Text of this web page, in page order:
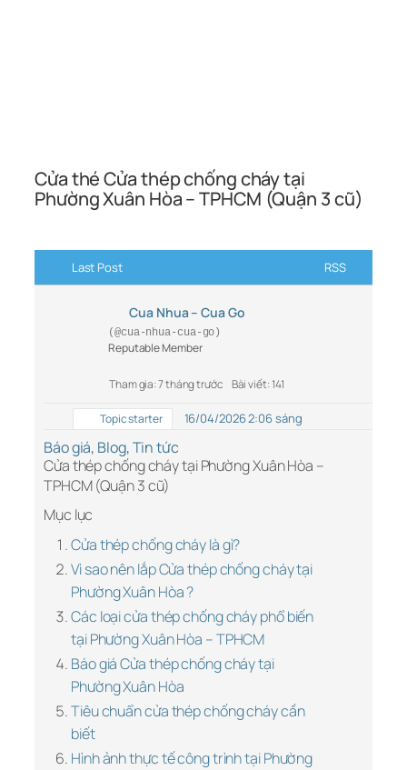
Cửa thé Cửa thép chống cháy tại
Phường Xuân Hòa – TPHCM (Quận 3 cũ)
Last Post RSS
Cua Nhua – Cua Go
(@cua-nhua-cua-go)
Reputable Member
Tham gia: 7 tháng trước Bài viết: 141
Topic starter 16/04/2026 2:06 sáng
Báo giá, Blog,Tin tức
Cửa thép chống cháy tại Phường Xuân Hòa –
TPHCM (Quận 3 cũ)
Mục lục
Cửa thép chống cháy là gì?
Vì sao nên lắp Cửa thép chống cháy tại
Phường Xuân Hòa ?
Các loại cửa thép chống cháy phổ biến
tại Phường Xuân Hòa – TPHCM
Báo giá Cửa thép chống cháy tại
Phường Xuân Hòa
Tiêu chuẩn cửa thép chống cháy cần
biết
Hình ảnh thực tế công trình tại Phường